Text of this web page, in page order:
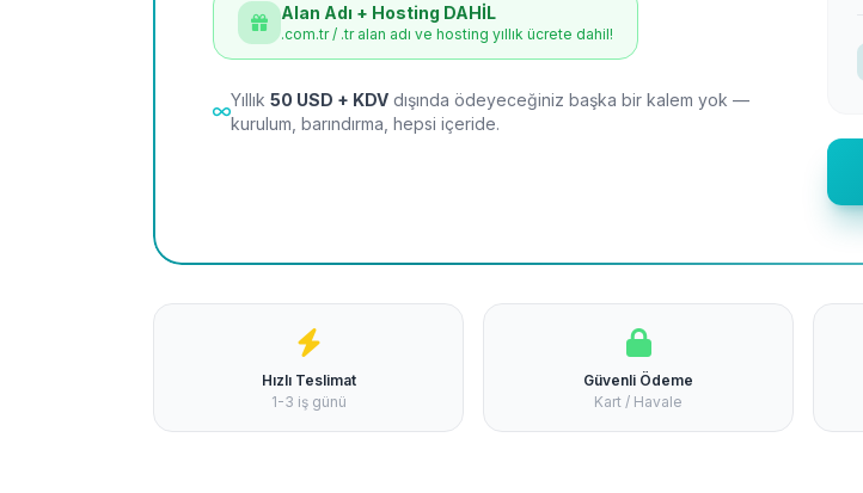
Alan Adı + Hosting DAHİL
.com.tr / .tr alan adı ve hosting yıllık ücrete dahil!
Yıllık 50 USD + KDV dışında ödeyeceğiniz başka bir kalem yok —
kurulum, barındırma, hepsi içeride.
Hızlı Teslimat
1-3 iş günü
Güvenli Ödeme
Kart / Havale